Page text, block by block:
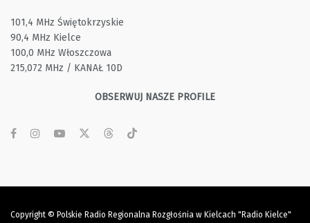
101,4 MHz Świętokrzyskie
90,4 MHz Kielce
100,0 MHz Włoszczowa
215,072 MHz / KANAŁ 10D
OBSERWUJ NASZE PROFILE
Copyright © Polskie Radio Regionalna Rozgłośnia w Kielcach "Radio Kielce"